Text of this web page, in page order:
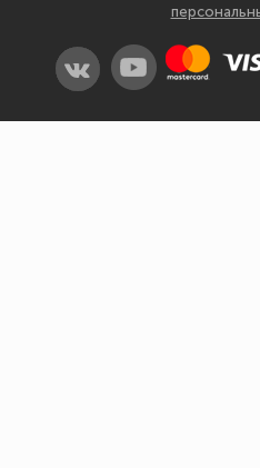
Санкт-Петербург
Саранск
Саратов